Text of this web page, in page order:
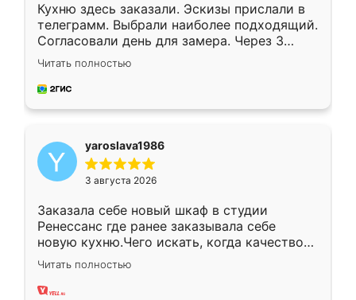
Кухню здесь заказали. Эскизы прислали в
телеграмм. Выбрали наиболее подходящий.
Согласовали день для замера. Через 3
недели кухня была уже готова. Остались
довольны работой. Спасибо Ренессанс
мебель за качественную работу!
Читать полностью
yaroslava1986
3 августа 2026
Заказала себе новый шкаф в студии
Ренессанс где ранее заказывала себе
новую кухню.Чего искать, когда качеством
вполне довольна. Служит кухня уже почти
два года, нареканий нет.
Читать полностью